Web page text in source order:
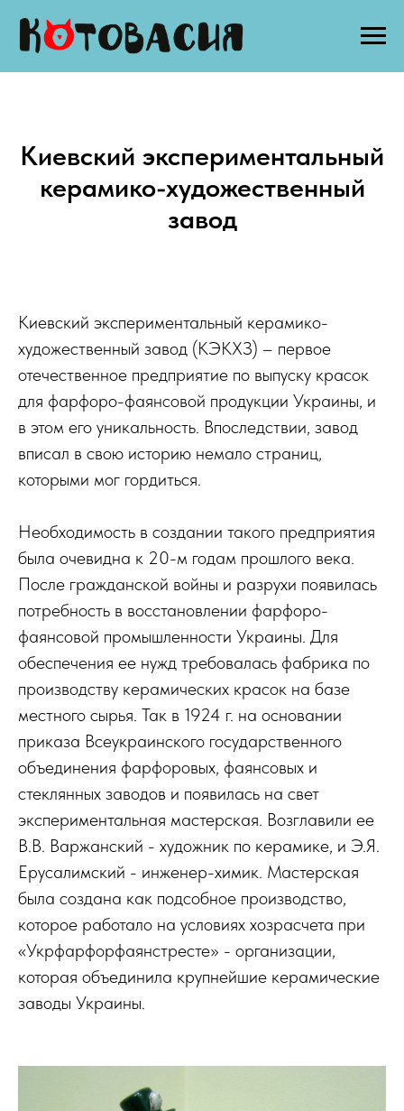
Киевский экспериментальный
керамико-художественный
завод
Киевский экспериментальный керамико-
художественный завод (КЭКХЗ) – первое
отечественное предприятие по выпуску красок
для фарфоро-фаянсовой продукции Украины, и
в этом его уникальность. Впоследствии, завод
вписал в свою историю немало страниц,
которыми мог гордиться.
Необходимость в создании такого предприятия
была очевидна к 20-м годам прошлого века.
После гражданской войны и разрухи появилась
потребность в восстановлении фарфоро-
фаянсовой промышленности Украины. Для
обеспечения ее нужд требовалась фабрика по
производству керамических красок на базе
местного сырья. Так в 1924 г. на основании
приказа Всеукраинского государственного
объединения фарфоровых, фаянсовых и
стеклянных заводов и появилась на свет
экспериментальная мастерская. Возглавили ее
В.В. Варжанский - художник по керамике, и Э.Я.
Ерусалимский - инженер-химик. Мастерская
была создана как подсобное производство,
которое работало на условиях хозрасчета при
«Укрфарфорфаянстресте» - организации,
которая объединила крупнейшие керамические
заводы Украины.